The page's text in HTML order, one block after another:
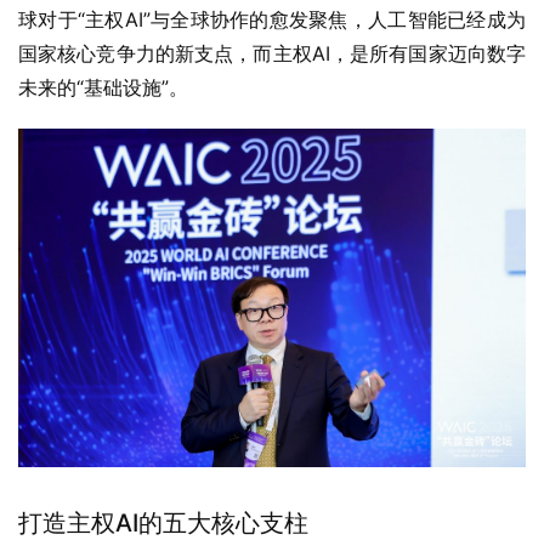
球对于“主权AI”与全球协作的愈发聚焦，人工智能已经成为
国家核心竞争力的新支点，而主权AI，是所有国家迈向数字
未来的“基础设施”。
打造主权AI的五大核心支柱